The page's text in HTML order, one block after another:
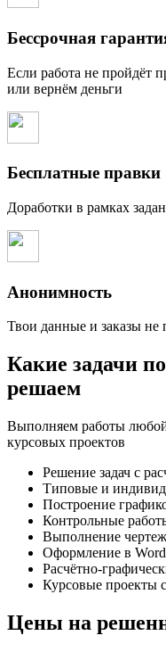
Бессрочная
Если работа не пройдёт
или вернём деньги
Бесплатные правки
Доработки в рамках
Анонимность
Твои данные и заказы не
Какие задачи
решаем
Выполняем работы
курсовых проектов
Решение задач с
Типовые и
Построение
Контрольные
Выполнение
Оформление в
Расчётно-
Курсовые проекты
Цены на